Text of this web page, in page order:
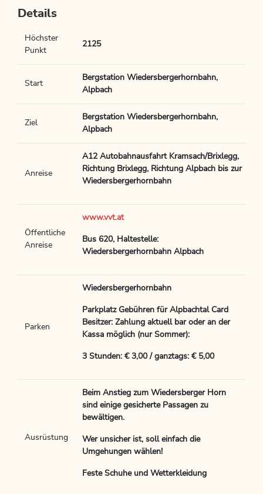
Details
Höchster
Punkt
2125
Start
Bergstation Wiedersbergerhornbahn,
Alpbach
Ziel
Bergstation Wiedersbergerhornbahn,
Alpbach
Anreise
A12 Autobahnausfahrt Kramsach/Brixlegg,
Richtung Brixlegg, Richtung Alpbach bis zur
Wiedersbergerhornbahn
Öffentliche
Anreise
www.vvt.at
Bus 620, Haltestelle:
Wiedersbergerhornbahn Alpbach
Parken
Wiedersbergerhornbahn
Parkplatz Gebühren für Alpbachtal Card
Besitzer: Zahlung aktuell bar oder an der
Kassa möglich (nur Sommer):
3 Stunden: € 3,00 / ganztags: € 5,00
Ausrüstung
Beim Anstieg zum Wiedersberger Horn
sind einige gesicherte Passagen zu
bewältigen.
Wer unsicher ist, soll einfach die
Umgehungen wählen!
Feste Schuhe und Wetterkleidung